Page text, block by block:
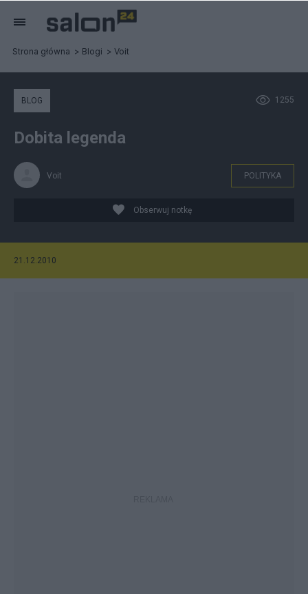
Strona główna Blogi Voit
1255
BLOG
Dobita legenda
Voit POLITYKA
Obserwuj notkę
21.12.2010